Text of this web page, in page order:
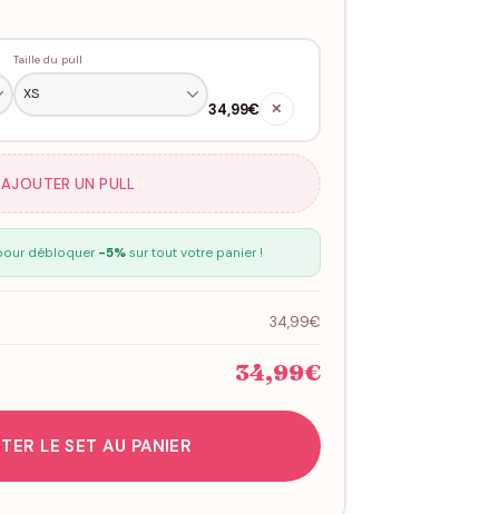
Taille du pull
34,99€ ✕
UN PULL
débloquer -5%sur tout votre panier !
34,99€
34,99€
LE SET AU PANIER